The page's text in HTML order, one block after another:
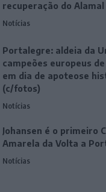
recuperação do Alamal
Notícias
Portalegre: aldeia da
campeões europeus
em dia de apoteose
(c/fotos)
Notícias
Johansen é o primeiro
Amarela da Volta a
Notícias